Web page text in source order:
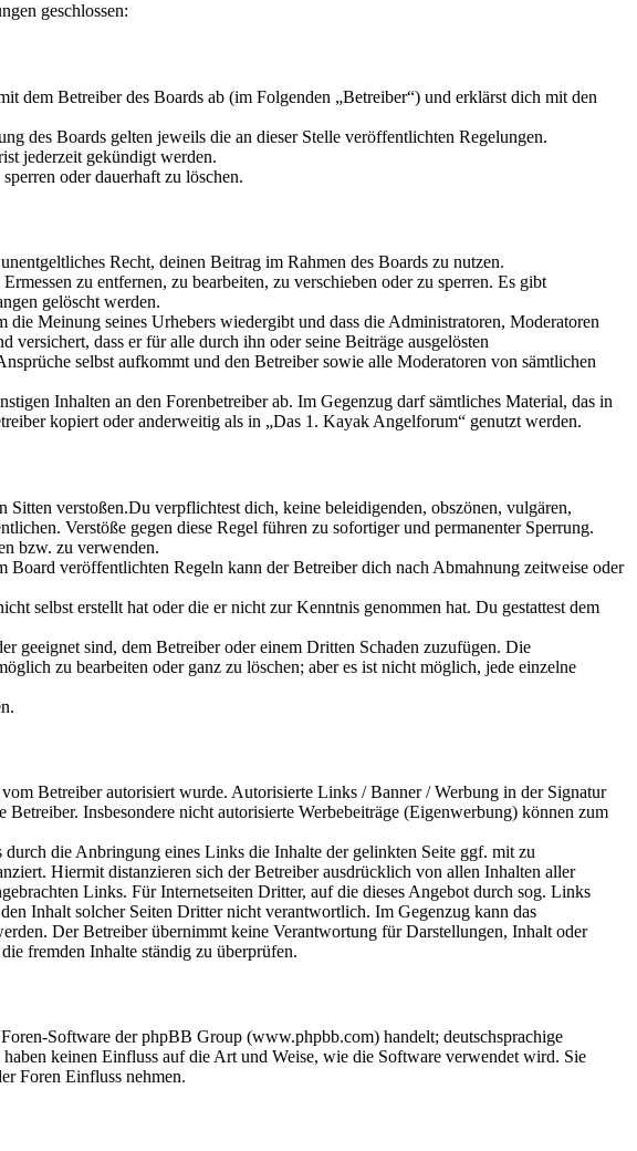
geschlossen:
Betreiber des Boards ab (im Folgenden „Betreiber“) und erklärst dich mit den
des Boards gelten jeweils die an dieser Stelle veröffentlichten Regelungen.
jederzeit gekündigt werden.
oder dauerhaft zu löschen.
Recht, deinen Beitrag im Rahmen des Boards zu nutzen.
zu entfernen, zu bearbeiten, zu verschieben oder zu sperren. Es gibt
gelöscht werden.
Meinung seines Urhebers wiedergibt und dass die Administratoren, Moderatoren
dass er für alle durch ihn oder seine Beiträge ausgelösten
selbst aufkommt und den Betreiber sowie alle Moderatoren von sämtlichen
Inhalten an den Forenbetreiber ab. Im Gegenzug darf sämtliches Material, das in
kopiert oder anderweitig als in „Das 1. Kayak Angelforum“ genutzt werden.
verstoßen.Du verpflichtest dich, keine beleidigenden, obszönen, vulgären,
Verstöße gegen diese Regel führen zu sofortiger und permanenter Sperrung.
bzw. zu verwenden.
Board veröffentlichten Regeln kann der Betreiber dich nach Abmahnung zeitweise oder
selbst erstellt hat oder die er nicht zur Kenntnis genommen hat. Du gestattest dem
geeignet sind, dem Betreiber oder einem Dritten Schaden zuzufügen. Die
zu bearbeiten oder ganz zu löschen; aber es ist nicht möglich, jede einzelne
Betreiber autorisiert wurde. Autorisierte Links / Banner / Werbung in der Signatur
Insbesondere nicht autorisierte Werbebeiträge (Eigenwerbung) können zum
die Anbringung eines Links die Inhalte der gelinkten Seite ggf. mit zu
Hiermit distanzieren sich der Betreiber ausdrücklich von allen Inhalten aller
Links. Für Internetseiten Dritter, auf die dieses Angebot durch sog. Links
Inhalt solcher Seiten Dritter nicht verantwortlich. Im Gegenzug kann das
Der Betreiber übernimmt keine Verantwortung für Darstellungen, Inhalt oder
fremden Inhalte ständig zu überprüfen.
Software der phpBB Group (www.phpbb.com) handelt; deutschsprachige
keinen Einfluss auf die Art und Weise, wie die Software verwendet wird. Sie
Foren Einfluss nehmen.